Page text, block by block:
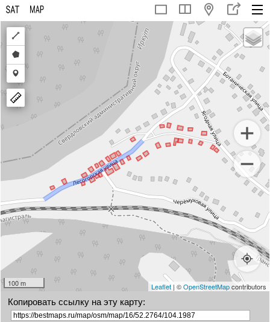
Draw
a
polyline
Draw
a
polygon
Draw
a
marker
100 m Leaflet| ©OpenStreetMapcontributors
Копировать ссылку на эту карту: